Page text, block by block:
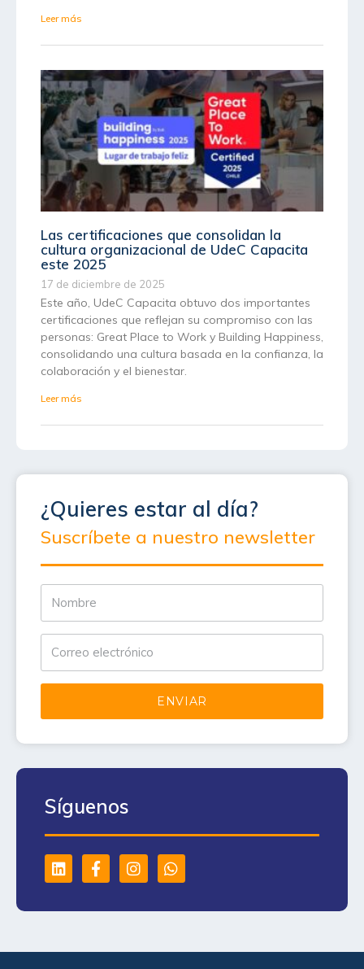
Leer más
Las certificaciones que consolidan la
cultura organizacional de UdeC Capacita
este 2025
17 de diciembre de 2025
Este año, UdeC Capacita obtuvo dos importantes
certificaciones que reflejan su compromiso con las
personas: Great Place to Work y Building Happiness,
consolidando una cultura basada en la confianza, la
colaboración y el bienestar.
Leer más
¿Quieres estar al día?
Suscríbete a nuestro newsletter
ENVIAR
Síguenos